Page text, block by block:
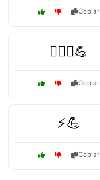
Copiar
🧗‍♂️⛰️💪
Copiar
⚡💪
Copiar